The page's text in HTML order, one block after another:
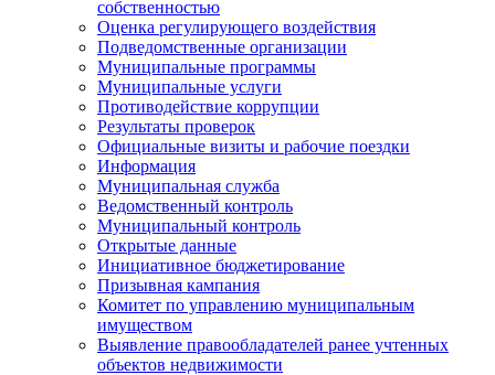
собственностью
Оценка регулирующего воздействия
Подведомственные организации
Муниципальные программы
Муниципальные услуги
Противодействие коррупции
Результаты проверок
Официальные визиты и рабочие поездки
Информация
Муниципальная служба
Ведомственный контроль
Муниципальный контроль
Открытые данные
Инициативное бюджетирование
Призывная кампания
Комитет по управлению муниципальным
имуществом
Выявление правообладателей ранее учтенных
объектов недвижимости